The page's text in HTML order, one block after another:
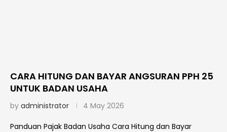
CARA HITUNG DAN BAYAR ANGSURAN PPH 25
UNTUK BADAN USAHA
by administrator 4 May 2026
Panduan Pajak Badan Usaha Cara Hitung dan Bayar